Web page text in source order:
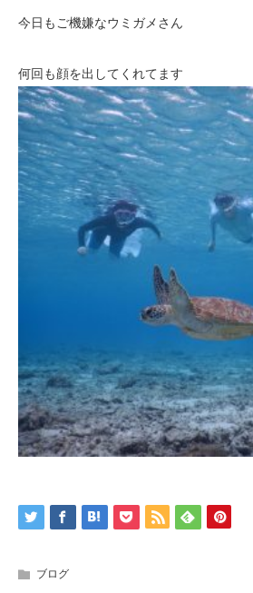
今日もご機嫌なウミガメさん
何回も顔を出してくれてます
ブログ